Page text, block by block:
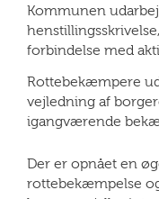
Kommunen
forbindelse med
Rottebekæmpere
vejledning af
igangværende
Der er opnået en
rottebekæmpelse